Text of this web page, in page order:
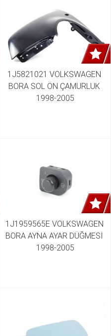
1J5821021 VOLKSWAGEN
BORA SOL ÖN ÇAMURLUK
1998-2005
1J1959565E VOLKSWAGEN
BORA AYNA AYAR DÜĞMESİ
1998-2005